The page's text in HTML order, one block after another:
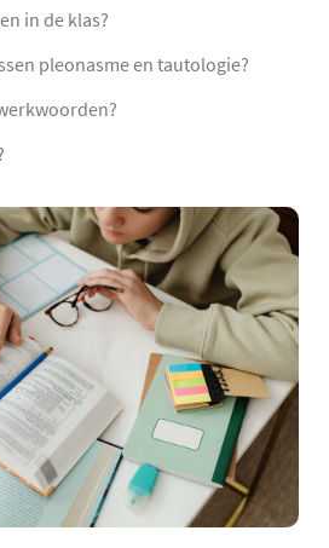
in de klas?
pleonasme en tautologie?